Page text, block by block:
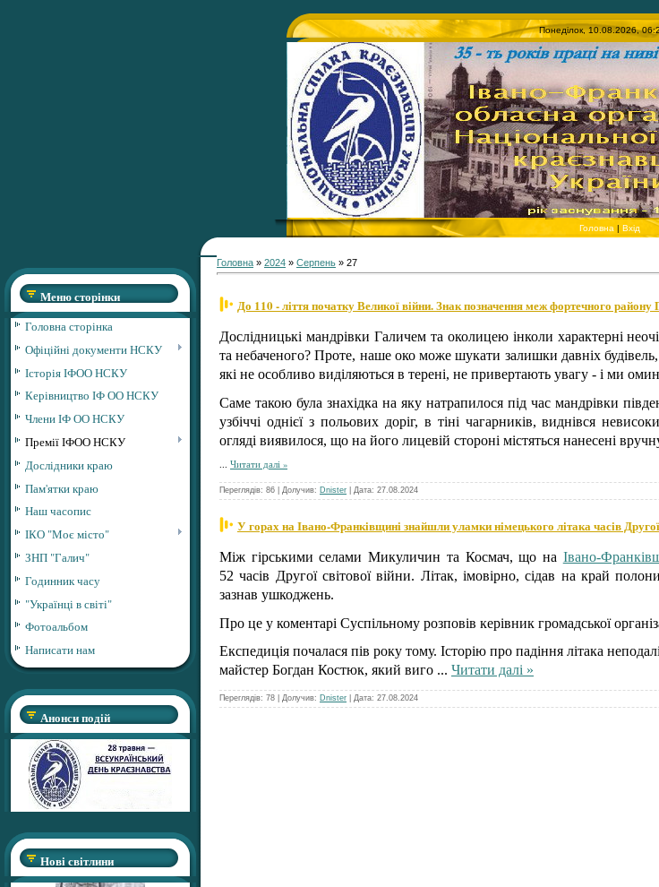
Понеділок, 10.08.2026,
Головна | Вхід
Меню сторінки
Головна сторінка
Офіційні документи НСКУ
Історія ІФОО НСКУ
Керівництво ІФ ОО НСКУ
Члени ІФ ОО НСКУ
Премії ІФОО НСКУ
Дослідники краю
Пам'ятки краю
Наш часопис
ІКО "Моє місто"
ЗНП "Галич"
Годинник часу
"Українці в світі"
Фотоальбом
Написати нам
Анонси подій
Нові світлини
Головна » 2024 » Серпень » 27
До 110 - ліття початку Великої війни. Знак позначення меж фортечного району
Дослідницькі мандрівки Галичем та околицею інколи характерні
та небаченого? Проте, наше око може шукати залишки давніх
які не особливо виділяються в терені, не привертають увагу - і ми
Саме такою була знахідка на яку натрапилося під час мандрівки
узбіччі однієї з польових доріг, в тіні чагарників, виднівся
огляді виявилося, що на його лицевій стороні містяться нанесені
... Читати далі »
Переглядів: 86 | Долучив: Dnister | Дата: 27.08.2024
У горах на Івано-Франківщині знайшли уламки німецького літака часів Другої
Між гірськими селами Микуличин та Космач, що на Івано-
52 часів Другої світової війни. Літак, імовірно, сідав на край
зазнав ушкоджень.
Про це у коментарі Суспільному розповів керівник громадської
Експедиція почалася пів року тому. Історію про падіння літака
майстер Богдан Костюк, який виго ... Читати далі »
Переглядів: 78 | Долучив: Dnister | Дата: 27.08.2024